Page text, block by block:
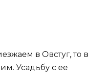
в Овстуг, то в
Усадьбу с ее